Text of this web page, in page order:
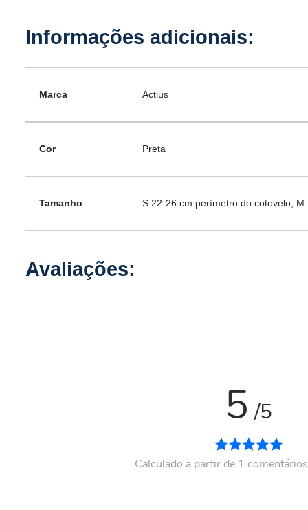
Marca Actius
Cor Preta
Tamanho S 22-26 cm perímetro do cotovelo,
5 /5
Calculado a partir de 1